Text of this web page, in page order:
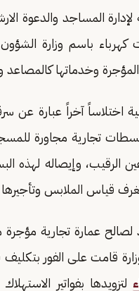
لإدارة المساجد والدعوة
أحد الأبراج التجارية على 7 عدادات
وخدماتها كالمصاعد
اختلاساً آخراً عبارة عن
في أحد المجمعات التجارية بهدف تشغيل 6
وإيصاله لهذه
الملابس وتأجيرها
عمارة تجارية
قامت على الفور بتكليف
لتزويدها بفواتير